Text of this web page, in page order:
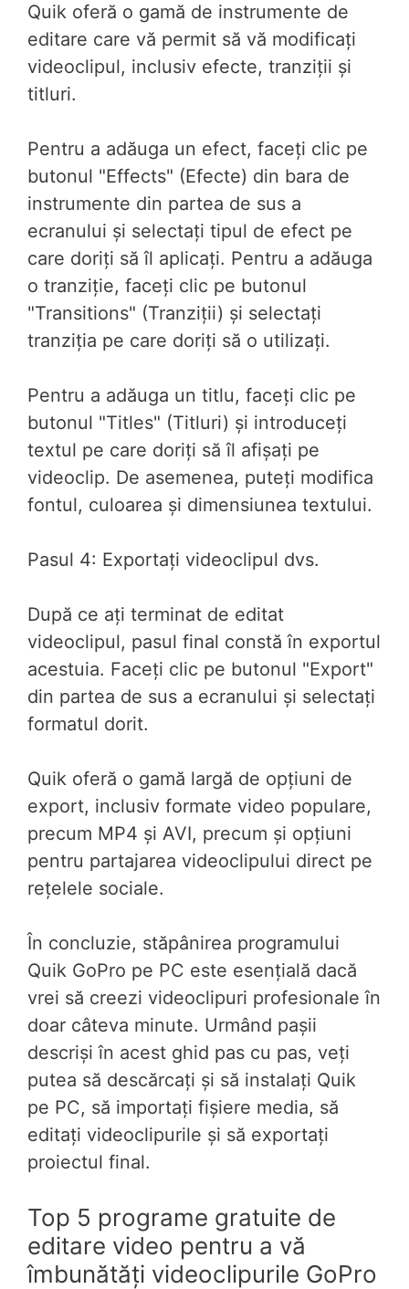
Quik oferă o gamă de instrumente de
editare care vă permit să vă modificați
videoclipul, inclusiv efecte, tranziții și
titluri.
Pentru a adăuga un efect, faceți clic pe
butonul "Effects" (Efecte) din bara de
instrumente din partea de sus a
ecranului și selectați tipul de efect pe
care doriți să îl aplicați. Pentru a adăuga
o tranziție, faceți clic pe butonul
"Transitions" (Tranziții) și selectați
tranziția pe care doriți să o utilizați.
Pentru a adăuga un titlu, faceți clic pe
butonul "Titles" (Titluri) și introduceți
textul pe care doriți să îl afișați pe
videoclip. De asemenea, puteți modifica
fontul, culoarea și dimensiunea textului.
Pasul 4: Exportați videoclipul dvs.
După ce ați terminat de editat
videoclipul, pasul final constă în exportul
acestuia. Faceți clic pe butonul "Export"
din partea de sus a ecranului și selectați
formatul dorit.
Quik oferă o gamă largă de opțiuni de
export, inclusiv formate video populare,
precum MP4 și AVI, precum și opțiuni
pentru partajarea videoclipului direct pe
rețelele sociale.
În concluzie, stăpânirea programului
Quik GoPro pe PC este esențială dacă
vrei să creezi videoclipuri profesionale în
doar câteva minute. Urmând pașii
descriși în acest ghid pas cu pas, veți
putea să descărcați și să instalați Quik
pe PC, să importați fișiere media, să
editați videoclipurile și să exportați
proiectul final.
Top 5 programe gratuite de
editare video pentru a vă
îmbunătăți videoclipurile GoPro